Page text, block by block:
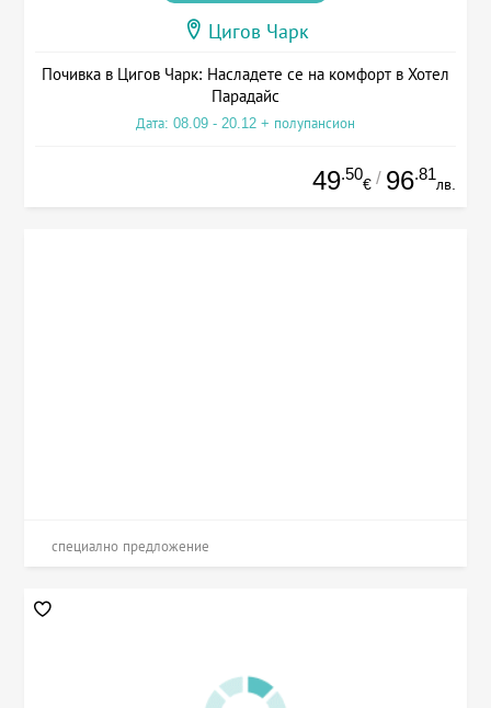
Цигов Чарк
Почивка в Цигов Чарк: Насладете се на комфорт в Хотел
Парадайс
Дата: 08.09 - 20.12 + полупансион
49.50
€ / 96.81
лв.
специално предложение